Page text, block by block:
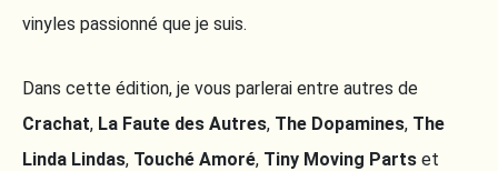
vinyles passionné que je suis.
Dans cette édition, je vous parlerai entre autres de
Crachat, La Faute des Autres, The Dopamines, The
Linda Lindas, Touché Amoré, Tiny Moving Parts et